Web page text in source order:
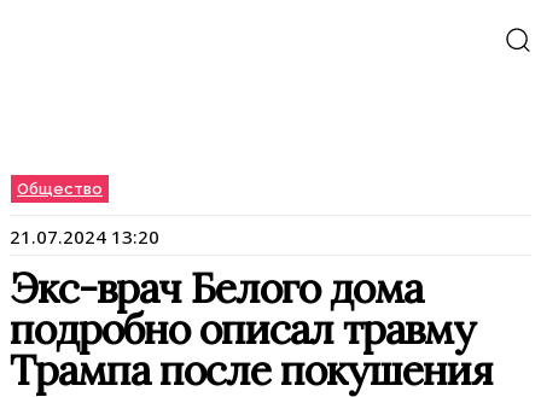
Общество
21.07.2024 13:20
Экс-врач Белого дома
подробно описал травму
Трампа после покушения